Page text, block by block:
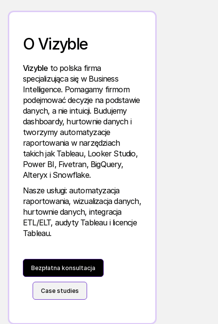
O Vizyble
Vizyble to polska firma
specjalizująca się w Business
Intelligence. Pomagamy firmom
podejmować decyzje na podstawie
danych, a nie intuicji. Budujemy
dashboardy, hurtownie danych i
tworzymy automatyzacje
raportowania w narzędziach
takich jak Tableau, Looker Studio,
Power BI, Fivetran, BigQuery,
Alteryx i Snowflake.
Nasze usługi: automatyzacja
raportowania, wizualizacja danych,
hurtownie danych, integracja
ETL/ELT, audyty Tableau i licencje
Tableau.
Bezpłatna konsultacja
Case studies